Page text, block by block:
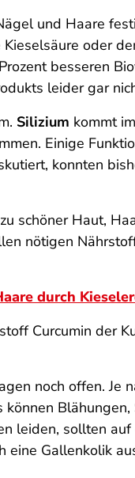
und Haare
oder
besseren
leider gar
Silizium kommt
Einige
konnten
schöner Haut,
nötigen
durch
Curcumin der
noch offen.
leiden, sollten
eine Gallenkolik